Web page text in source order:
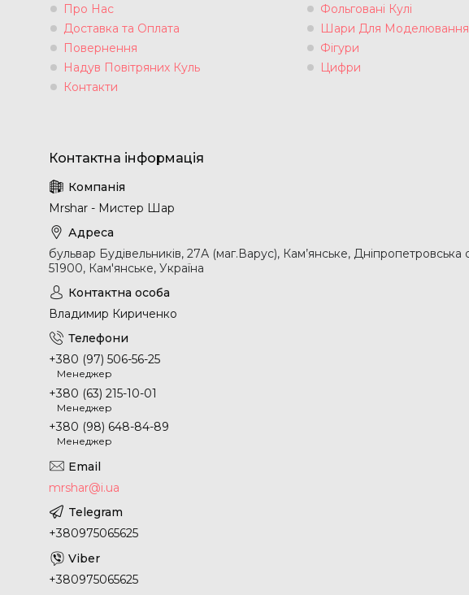
Про Нас
Доставка та Оплата
Повернення
Надув Повітряних Куль
Контакти
Фольговані Кулі
Шари Для Моделювання
Фігури
Цифри
Mrshar - Мистер Шар
бульвар Будівельників, 27А (маг.Варус), Кам’янське, Дніпропетровська
51900, Кам'янське, Україна
Владимир Кириченко
+380 (97) 506-56-25
Менеджер
+380 (63) 215-10-01
Менеджер
+380 (98) 648-84-89
Менеджер
mrshar@i.ua
+380975065625
+380975065625